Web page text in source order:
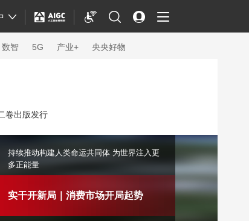
数智 5G 产业+ 央央好物
卷出版发行
持续推动构建人类命运共同体 为世界注入更
多正能量
实干开新局｜消费市场开局起势